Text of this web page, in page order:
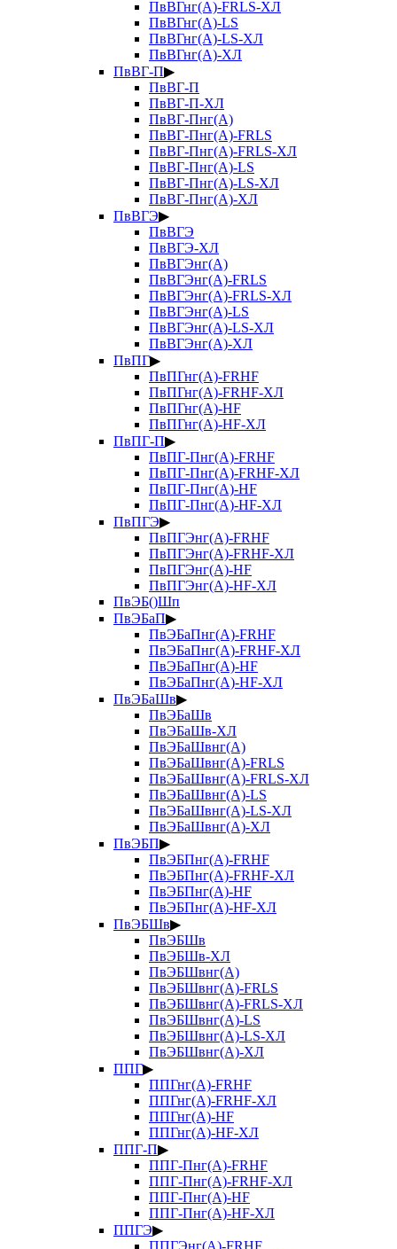
ПвВГнг(А)-FRLS-ХЛ
ПвВГнг(А)-LS
ПвВГнг(А)-LS-ХЛ
ПвВГнг(А)-ХЛ
ПвВГ-П▶
ПвВГ-П
ПвВГ-П-ХЛ
ПвВГ-Пнг(А)
ПвВГ-Пнг(А)-FRLS
ПвВГ-Пнг(А)-FRLS-ХЛ
ПвВГ-Пнг(А)-LS
ПвВГ-Пнг(А)-LS-ХЛ
ПвВГ-Пнг(А)-ХЛ
ПвВГЭ▶
ПвВГЭ
ПвВГЭ-ХЛ
ПвВГЭнг(А)
ПвВГЭнг(А)-FRLS
ПвВГЭнг(А)-FRLS-ХЛ
ПвВГЭнг(А)-LS
ПвВГЭнг(А)-LS-ХЛ
ПвВГЭнг(А)-ХЛ
ПвПГ▶
ПвПГнг(А)-FRHF
ПвПГнг(А)-FRHF-ХЛ
ПвПГнг(А)-HF
ПвПГнг(А)-HF-ХЛ
ПвПГ-П▶
ПвПГ-Пнг(А)-FRHF
ПвПГ-Пнг(А)-FRHF-ХЛ
ПвПГ-Пнг(А)-HF
ПвПГ-Пнг(А)-HF-ХЛ
ПвПГЭ▶
ПвПГЭнг(А)-FRHF
ПвПГЭнг(А)-FRHF-ХЛ
ПвПГЭнг(А)-HF
ПвПГЭнг(А)-HF-ХЛ
ПвЭБ()Шп
ПвЭБаП▶
ПвЭБаПнг(А)-FRHF
ПвЭБаПнг(А)-FRHF-ХЛ
ПвЭБаПнг(А)-HF
ПвЭБаПнг(А)-HF-ХЛ
ПвЭБаШв▶
ПвЭБаШв
ПвЭБаШв-ХЛ
ПвЭБаШвнг(А)
ПвЭБаШвнг(А)-FRLS
ПвЭБаШвнг(А)-FRLS-ХЛ
ПвЭБаШвнг(А)-LS
ПвЭБаШвнг(А)-LS-ХЛ
ПвЭБаШвнг(А)-ХЛ
ПвЭБП▶
ПвЭБПнг(А)-FRHF
ПвЭБПнг(А)-FRHF-ХЛ
ПвЭБПнг(А)-HF
ПвЭБПнг(А)-HF-ХЛ
ПвЭБШв▶
ПвЭБШв
ПвЭБШв-ХЛ
ПвЭБШвнг(А)
ПвЭБШвнг(А)-FRLS
ПвЭБШвнг(А)-FRLS-ХЛ
ПвЭБШвнг(А)-LS
ПвЭБШвнг(А)-LS-ХЛ
ПвЭБШвнг(А)-ХЛ
ППГ▶
ППГнг(А)-FRHF
ППГнг(А)-FRHF-ХЛ
ППГнг(А)-HF
ППГнг(А)-HF-ХЛ
ППГ-П▶
ППГ-Пнг(А)-FRHF
ППГ-Пнг(А)-FRHF-ХЛ
ППГ-Пнг(А)-HF
ППГ-Пнг(А)-HF-ХЛ
ППГЭ▶
ППГЭнг(А)-FRHF